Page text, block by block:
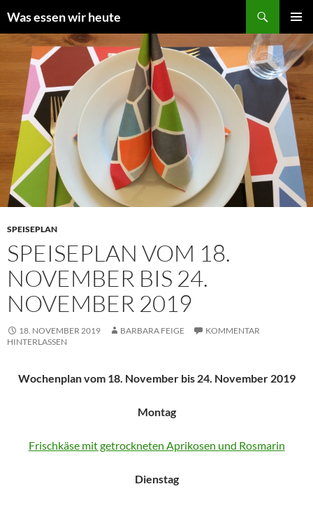
Inhalt
springen
Was essen wir heute
MENÜ
SPEISEPLAN
SPEISEPLAN VOM 18.
NOVEMBER BIS 24.
NOVEMBER 2019
18. NOVEMBER 2019 BARBARA FEIGE
KOMMENTAR
HINTERLASSEN
Wochenplan vom 18. November bis 24. November 2019
Montag
Frischkäse mit getrockneten Aprikosen und Rosmarin
Dienstag